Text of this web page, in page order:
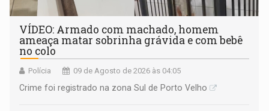
VÍDEO: Armado com machado, homem
ameaça matar sobrinha grávida e com bebê
no colo
Polícia 09 de Agosto de 2026 às 04:05
Crime foi registrado na zona Sul de Porto Velho